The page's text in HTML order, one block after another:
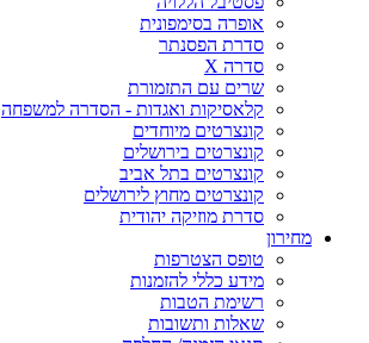
אופרה בסימפונית
סדרת הפסנתר
סדרה X
שרים עם התזמורת
קלאסיקות ואגדות - הסדרה למשפחה
קונצרטים מיוחדים
קונצרטים בירושלים
קונצרטים בתל אביב
קונצרטים מחוץ לירושלים
סדרת מוזיקה יהודית
מחירון
טופס הצטרפות
מידע כללי להזמנות
רשימת הטבות
שאלות ותשובות